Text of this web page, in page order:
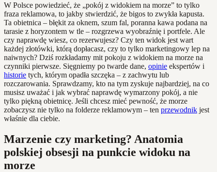
W Polsce powiedzieć, że „pokój z widokiem na morze” to tylko
fraza reklamowa, to jakby stwierdzić, że bigos to zwykła kapusta.
Ta obietnica – błękit za oknem, szum fal, poranna kawa podana na
tarasie z horyzontem w tle – rozgrzewa wyobraźnię i portfele. Ale
czy naprawdę wiesz, co rezerwujesz? Czy ten widok jest wart
każdej złotówki, którą dopłacasz, czy to tylko marketingowy lep na
naiwnych? Dziś rozkładamy mit pokoju z widokiem na morze na
czynniki pierwsze. Sięgniemy po twarde dane, opinie ekspertów i
historie tych, którym opadła szczęka – z zachwytu lub
rozczarowania. Sprawdzamy, kto na tym zyskuje najbardziej, na co
musisz uważać i jak wybrać naprawdę wymarzony pokój, a nie
tylko piękną obietnicę. Jeśli chcesz mieć pewność, że morze
zobaczysz nie tylko na folderze reklamowym – ten przewodnik jest
właśnie dla ciebie.
Marzenie czy marketing? Anatomia
polskiej obsesji na punkcie widoku na
morze